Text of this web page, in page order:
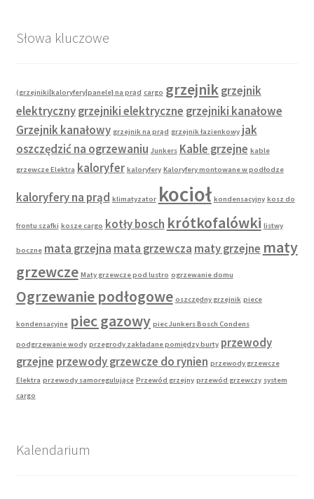
Słowa kluczowe
(grzejniki|kaloryfery|panele} na prąd cargo grzejnik grzejnik
elektryczny grzejniki elektryczne grzejniki kanałowe
Grzejnik kanałowy grzejnik na prąd grzejnik łazienkowy jak
oszczędzić na ogrzewaniu Junkers Kable grzejne kable
grzewcze Elektra kaloryfer kaloryfery Kaloryfery montowane w podłodze
kaloryfery na prąd klimatyzator kocioł kondensacyjny kosz do
frontu szafki kosze cargo kotły bosch krótkofalówki listwy
boczne mata grzejna mata grzewcza maty grzejne maty
grzewcze Maty grzewcze pod lustro ogrzewanie domu
Ogrzewanie podłogowe oszczędny grzejnik piece
kondensacyjne piec gazowy piec Junkers Bosch Condens
podgrzewanie wody przegrody zakładane pomiędzy burty przewody
grzejne przewody grzewcze do rynien przewody grzewcze
Elektra przewody samoregulujące Przewód grzejny przewód grzewczy system
cargo
Kalendarium